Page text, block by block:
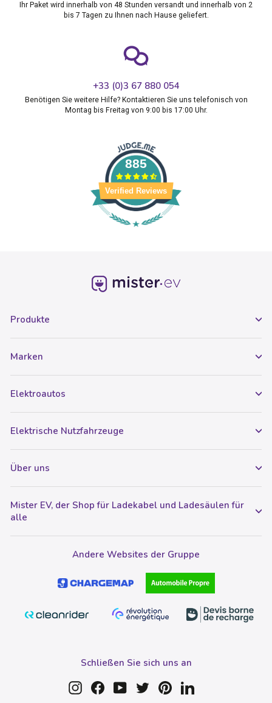
Ihr Paket wird innerhalb von 48 Stunden versandt und innerhalb von 2
bis 7 Tagen zu Ihnen nach Hause geliefert.
+33 (0)3 67 880 054
Benötigen Sie weitere Hilfe? Kontaktieren Sie uns telefonisch von
Montag bis Freitag von 9:00 bis 17:00 Uhr.
885
Verified Reviews
Produkte
Marken
Elektroautos
Elektrische Nutzfahrzeuge
Über uns
Mister EV, der Shop für Ladekabel und Ladesäulen für
alle
Andere Websites der Gruppe
Schließen Sie sich uns an
InstagramFacebookYouTubeTwitter Pinterest